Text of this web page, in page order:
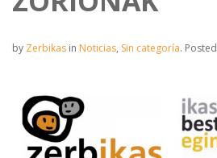
by Zerbikas in Noticias, Sin categoría. Posted